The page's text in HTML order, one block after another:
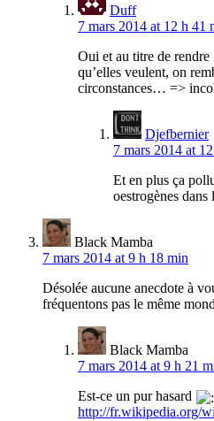
Duff
7 mars 2014 at 12 h 41
Oui et au titre de rendre
qu’elles veulent, on
circonstances… =>
Djefbernier
7 mars 2014 at
Et en plus ça
oestrogènes dans
Black Mamba
7 mars 2014 at 9 h 18 min
Désolée aucune anecdote à
fréquentons pas le même
Black Mamba
7 mars 2014 at 9 h 21
Est-ce un pur hasard
http://fr.wikipedia.org/